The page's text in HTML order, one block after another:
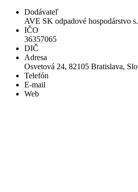
Dodávateľ
AVE SK odpadové hospodárstvo
IČO
36357065
DIČ
Adresa
Osvetová 24, 82105 Bratislava,
Telefón
E-mail
Web